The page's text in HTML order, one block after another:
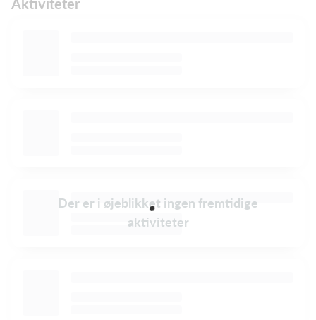
Der er i øjeblikket ingen fremtidige
aktiviteter